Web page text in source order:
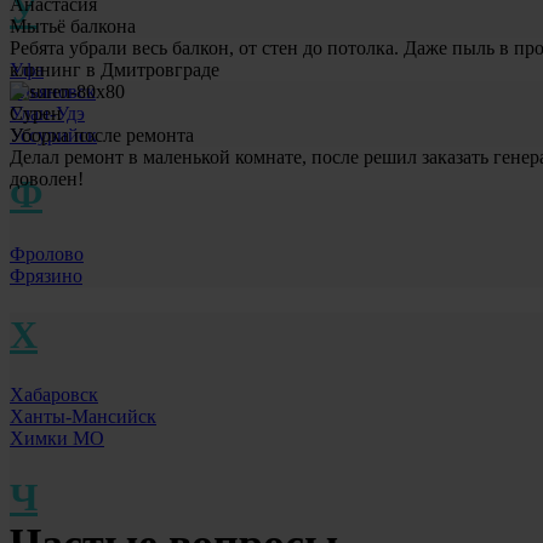
У
Уфа
Ульяновск
Улан-Удэ
Уссурийск
Ф
Фролово
Фрязино
Х
Хабаровск
Ханты-Мансийск
Химки МО
Ч
Анастасия
Мытьё балкона
Ребята убрали весь балкон, от стен до потолка. Даже пыль
клининг в Дмитровграде
Сурен
Уборка после ремонта
Делал ремонт в маленькой комнате, после решил заказать
доволен!